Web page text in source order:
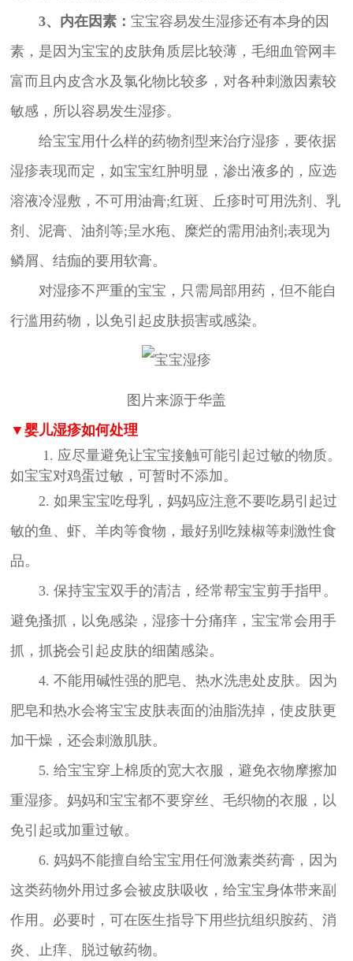
3、内在因素： 宝宝容易发生湿疹还有本身的因
素，是因为宝宝的皮肤角质层比较薄，毛细血管网丰
富而且内皮含水及氯化物比较多，对各种刺激因素较
敏感，所以容易发生湿疹。
给宝宝用什么样的药物剂型来治疗湿疹，要依据
湿疹表现而定，如宝宝红肿明显，渗出液多的，应选
溶液冷湿敷，不可用油膏;红斑、丘疹时可用洗剂、乳
剂、泥膏、油剂等;呈水疱、糜烂的需用油剂;表现为
鳞屑、结痂的要用软膏。
对湿疹不严重的宝宝，只需局部用药，但不能自
行滥用药物，以免引起皮肤损害或感染。
图片来源于华盖
▼婴儿湿疹如何处理
1. 应尽量避免让宝宝接触可能引起过敏的物质。
如宝宝对鸡蛋过敏，可暂时不添加。
2. 如果宝宝吃母乳，妈妈应注意不要吃易引起过
敏的鱼、虾、羊肉等食物，最好别吃辣椒等刺激性食
品。
3. 保持宝宝双手的清洁，经常帮宝宝剪手指甲。
避免搔抓，以免感染，湿疹十分痛痒，宝宝常会用手
抓，抓挠会引起皮肤的细菌感染。
4. 不能用碱性强的肥皂、热水洗患处皮肤。因为
肥皂和热水会将宝宝皮肤表面的油脂洗掉，使皮肤更
加干燥，还会刺激肌肤。
5. 给宝宝穿上棉质的宽大衣服，避免衣物摩擦加
重湿疹。妈妈和宝宝都不要穿丝、毛织物的衣服，以
免引起或加重过敏。
6. 妈妈不能擅自给宝宝用任何激素类药膏，因为
这类药物外用过多会被皮肤吸收，给宝宝身体带来副
作用。必要时，可在医生指导下用些抗组织胺药、消
炎、止痒、脱过敏药物。